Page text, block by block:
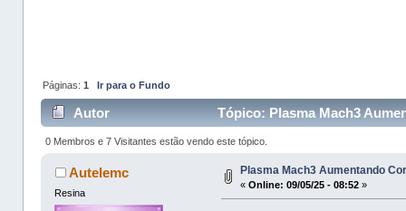
Páginas: 1 Ir para o Fundo
Autor Tópico: Plasma Mach3
0 Membros e 7 Visitantes estão vendo este tópico.
Autelemc
Resina
Plasma Mach3 Aumentando
«Online: 09/05/25 - 08:52 »